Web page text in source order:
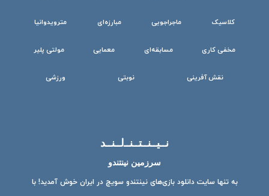
کلاسیک ماجراجویی مبارزه‌ای مترویدوانیا
مخفی کاری مسابقه‌ای معمایی مولتی پلیر
نقش آفرینی نوبتی ورزشی
نــیــنــتــنــ‌لــنــد
سرزمین نینتندو
به تنها سایت دانلود بازی‌های نینتندو سویچ در ایران خوش آمدید! با